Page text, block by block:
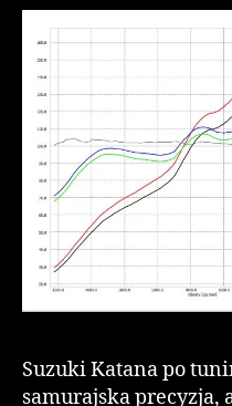
Suzuki Katana po
samurajska precyzja,